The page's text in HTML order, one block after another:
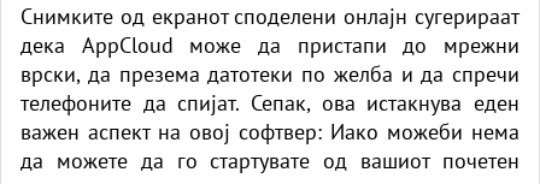
Снимките од екранот споделени онлајн сугерираат
дека AppCloud може да пристапи до мрежни
врски, да презема датотеки по желба и да спречи
телефоните да спијат. Сепак, ова истакнува еден
важен аспект на овој софтвер: Иако можеби нема
да можете да го стартувате од вашиот почетен